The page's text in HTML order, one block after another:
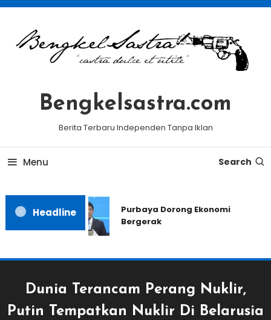
Skip
Content
Bengkelsastra.com
Berita Terbaru Independen Tanpa Iklan
Menu Search
Headline
Purbaya Dorong Ekonomi
Bergerak
Dunia Terancam Perang Nuklir,
Putin Tempatkan Nuklir Di Belarusia